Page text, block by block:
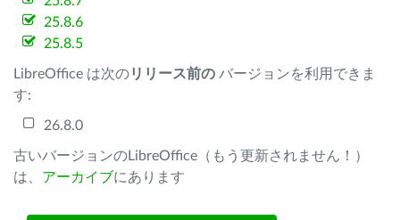
25.8.6
25.8.5
LibreOffice は次のリリース前の バージョンを利用できま
す:
26.8.0
古いバージョンのLibreOffice（もう更新されません！）
は、 アーカイブにあります